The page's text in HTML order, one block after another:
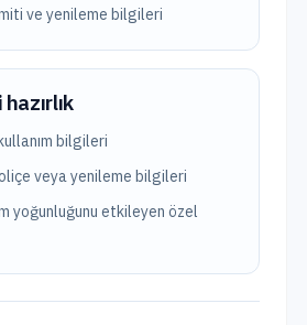
ve yenileme bilgileri
bilgileri
veya yenileme bilgileri
yoğunluğunu etkileyen özel